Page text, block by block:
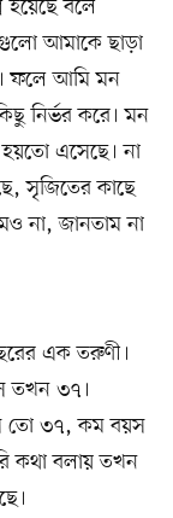
হয়েছে বলে
আমাকে ছাড়া
ফলে আমি মন
নির্ভর করে। মন
হয়তো এসেছে। না
সৃজিতের কাছে
না, জানতাম না
এক তরুণী।
তখন ৩৭।
তো ৩৭, কম বয়স
কথা বলায় তখন